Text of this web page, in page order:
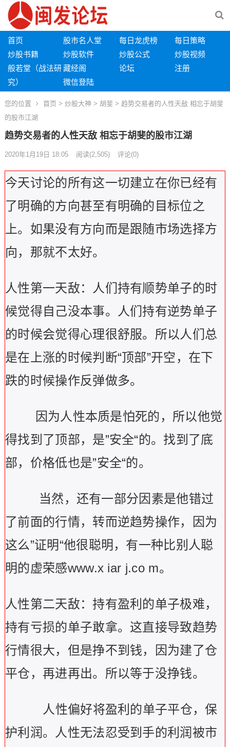
首页 股市名人堂 每日龙虎榜
每日策略
炒股书籍
炒股软件 炒股公式
炒股视频
般若堂（战法研
究）
藏经阁 论坛
注册
微信登陆
您的位置 首页 > 炒股大神 > 胡斐 > 趋势交易者的人性天敌 相忘于胡斐
的股市江湖
趋势交易者的人性天敌 相忘于胡斐的股市江湖
2020年1月19日 18:05 阅读(2,505) 评论(0)
今天讨论的所有这一切建立在你已经有
了明确的方向甚至有明确的目标位之
上。如果没有方向而是跟随市场选择方
向，那就不太好。
人性第一天敌：人们持有顺势单子的时
候觉得自己没本事。人们持有逆势单子
的时候会觉得心理很舒服。所以人们总
是在上涨的时候判断“顶部”开空，在下
跌的时候操作反弹做多。
因为人性本质是怕死的，所以他觉
得找到了顶部，是”安全“的。找到了底
部，价格低也是”安全“的。
当然，还有一部分因素是他错过
了前面的行情，转而逆趋势操作，因为
这么”证明“他很聪明，有一种比别人聪
明的虚荣感www.x iar j.co m。
人性第二天敌：持有盈利的单子极难，
持有亏损的单子敢拿。这直接导致趋势
行情很大，但是挣不到钱，因为建了仓
平仓，再进再出。所以等于没挣钱。
人性偏好将盈利的单子平仓，保
护利润。人性无法忍受到手的利润被市